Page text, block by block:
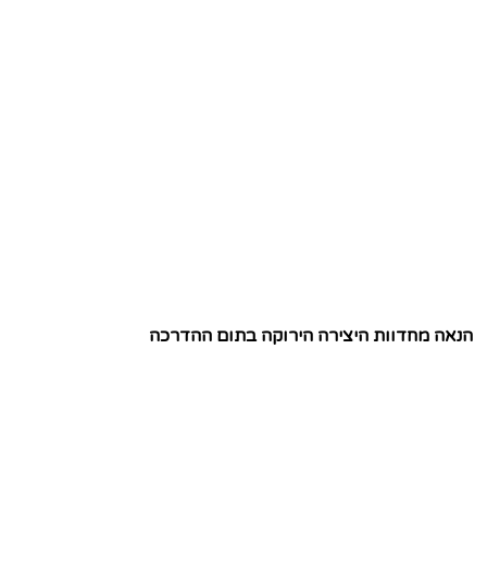
הנאה מחדוות היצירה הירוקה בתום ההדרכה